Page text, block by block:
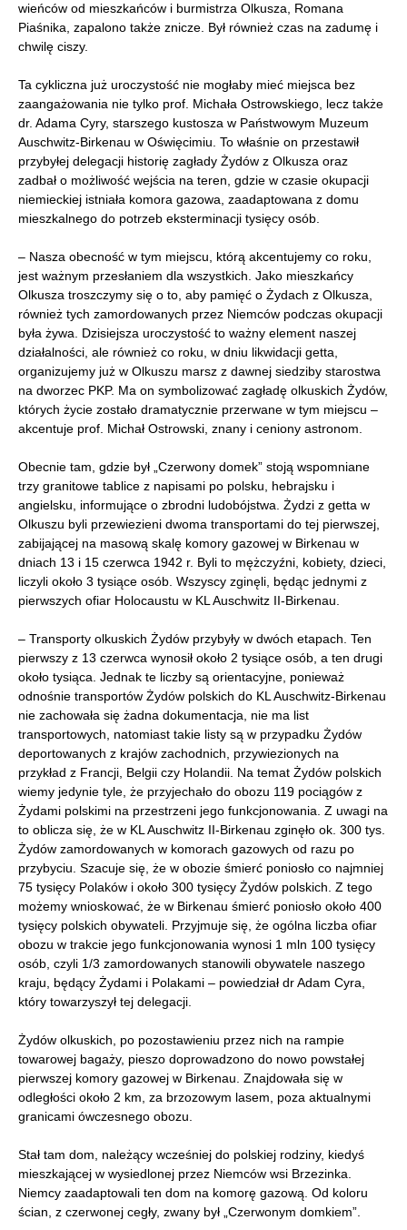
wieńców od mieszkańców i burmistrza Olkusza, Romana
Piaśnika, zapalono także znicze. Był również czas na zadumę i
chwilę ciszy.
Ta cykliczna już uroczystość nie mogłaby mieć miejsca bez
zaangażowania nie tylko prof. Michała Ostrowskiego, lecz także
dr. Adama Cyry, starszego kustosza w Państwowym Muzeum
Auschwitz-Birkenau w Oświęcimiu. To właśnie on przestawił
przybyłej delegacji historię zagłady Żydów z Olkusza oraz
zadbał o możliwość wejścia na teren, gdzie w czasie okupacji
niemieckiej istniała komora gazowa, zaadaptowana z domu
mieszkalnego do potrzeb eksterminacji tysięcy osób.
– Nasza obecność w tym miejscu, którą akcentujemy co roku,
jest ważnym przesłaniem dla wszystkich. Jako mieszkańcy
Olkusza troszczymy się o to, aby pamięć o Żydach z Olkusza,
również tych zamordowanych przez Niemców podczas okupacji
była żywa. Dzisiejsza uroczystość to ważny element naszej
działalności, ale również co roku, w dniu likwidacji getta,
organizujemy już w Olkuszu marsz z dawnej siedziby starostwa
na dworzec PKP. Ma on symbolizować zagładę olkuskich Żydów,
których życie zostało dramatycznie przerwane w tym miejscu –
akcentuje prof. Michał Ostrowski, znany i ceniony astronom.
Obecnie tam, gdzie był „Czerwony domek” stoją wspomniane
trzy granitowe tablice z napisami po polsku, hebrajsku i
angielsku, informujące o zbrodni ludobójstwa. Żydzi z getta w
Olkuszu byli przewiezieni dwoma transportami do tej pierwszej,
zabijającej na masową skalę komory gazowej w Birkenau w
dniach 13 i 15 czerwca 1942 r. Byli to mężczyźni, kobiety, dzieci,
liczyli około 3 tysiące osób. Wszyscy zginęli, będąc jednymi z
pierwszych ofiar Holocaustu w KL Auschwitz II-Birkenau.
– Transporty olkuskich Żydów przybyły w dwóch etapach. Ten
pierwszy z 13 czerwca wynosił około 2 tysiące osób, a ten drugi
około tysiąca. Jednak te liczby są orientacyjne, ponieważ
odnośnie transportów Żydów polskich do KL Auschwitz-Birkenau
nie zachowała się żadna dokumentacja, nie ma list
transportowych, natomiast takie listy są w przypadku Żydów
deportowanych z krajów zachodnich, przywiezionych na
przykład z Francji, Belgii czy Holandii. Na temat Żydów polskich
wiemy jedynie tyle, że przyjechało do obozu 119 pociągów z
Żydami polskimi na przestrzeni jego funkcjonowania. Z uwagi na
to oblicza się, że w KL Auschwitz II-Birkenau zginęło ok. 300 tys.
Żydów zamordowanych w komorach gazowych od razu po
przybyciu. Szacuje się, że w obozie śmierć poniosło co najmniej
75 tysięcy Polaków i około 300 tysięcy Żydów polskich. Z tego
możemy wnioskować, że w Birkenau śmierć poniosło około 400
tysięcy polskich obywateli. Przyjmuje się, że ogólna liczba ofiar
obozu w trakcie jego funkcjonowania wynosi 1 mln 100 tysięcy
osób, czyli 1/3 zamordowanych stanowili obywatele naszego
kraju, będący Żydami i Polakami – powiedział dr Adam Cyra,
który towarzyszył tej delegacji.
Żydów olkuskich, po pozostawieniu przez nich na rampie
towarowej bagaży, pieszo doprowadzono do nowo powstałej
pierwszej komory gazowej w Birkenau. Znajdowała się w
odległości około 2 km, za brzozowym lasem, poza aktualnymi
granicami ówczesnego obozu.
Stał tam dom, należący wcześniej do polskiej rodziny, kiedyś
mieszkającej w wysiedlonej przez Niemców wsi Brzezinka.
Niemcy zaadaptowali ten dom na komorę gazową. Od koloru
ścian, z czerwonej cegły, zwany był „Czerwonym domkiem”.